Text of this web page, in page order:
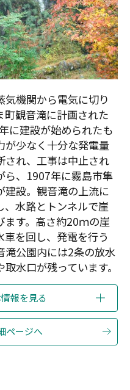
機関から電気に切り
町観音滝に計画された
に建設が始められたも
が少なく十分な発電量
され、工事は中止され
ら、1907年に霧島市隼
建設。観音滝の上流に
、水路とトンネルで崖
ます。高さ約20ｍの崖
を回し、発電を行う
滝公園内には2条の放水
水口が残っています。
報を見る
ページへ